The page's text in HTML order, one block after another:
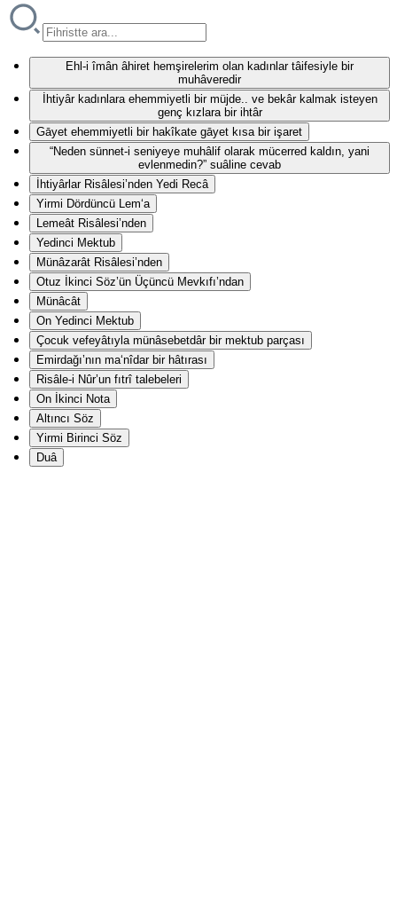
Ehl-i îmân âhiret hemşirelerim olan kadınlar tâifesiyle bir
muhâveredir
İhtiyâr kadınlara ehemmiyetli bir müjde.. ve bekâr kalmak isteyen
genç kızlara bir ihtâr
Gāyet ehemmiyetli bir hakîkate gāyet kısa bir işaret
“Neden sünnet-i seniyeye muhâlif olarak mücerred kaldın, yani
evlenmedin?” suâline cevab
İhtiyârlar Risâlesi’nden Yedi Recâ
Yirmi Dördüncü Lem‘a
Lemeât Risâlesi’nden
Yedinci Mektub
Münâzarât Risâlesi’nden
Otuz İkinci Söz’ün Üçüncü Mevkıfı’ndan
Münâcât
On Yedinci Mektub
Çocuk vefeyâtıyla münâsebetdâr bir mektub parçası
Emirdağı’nın ma‘nîdar bir hâtırası
Risâle-i Nûr’un fıtrî talebeleri
On İkinci Nota
Altıncı Söz
Yirmi Birinci Söz
Duâ